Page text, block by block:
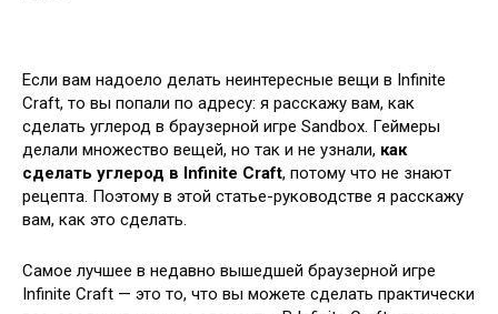
Если вам надоело делать неинтересные вещи в Infinite
Craft, то вы попали по адресу: я расскажу вам, как
сделать углерод в браузерной игре Sandbox. Геймеры
делали множество вещей, но так и не узнали, как
сделать углерод в Infinite Craft, потому что не знают
рецепта. Поэтому в этой статье-руководстве я расскажу
вам, как это сделать.
Самое лучшее в недавно вышедшей браузерной игре
Infinite Craft — это то, что вы можете сделать практически